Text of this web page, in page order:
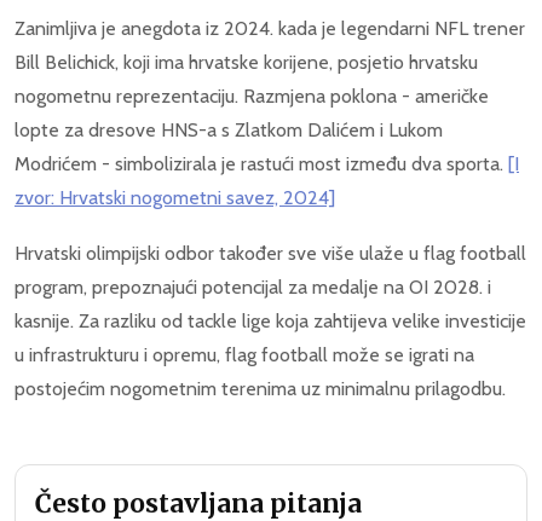
Zanimljiva je anegdota iz 2024. kada je legendarni NFL trener
Bill Belichick, koji ima hrvatske korijene, posjetio hrvatsku
nogometnu reprezentaciju. Razmjena poklona - američke
lopte za dresove HNS-a s Zlatkom Dalićem i Lukom
Modrićem - simbolizirala je rastući most između dva sporta. [I
zvor: Hrvatski nogometni savez, 2024]
Hrvatski olimpijski odbor također sve više ulaže u flag football
program, prepoznajući potencijal za medalje na OI 2028. i
kasnije. Za razliku od tackle lige koja zahtijeva velike investicije
u infrastrukturu i opremu, flag football može se igrati na
postojećim nogometnim terenima uz minimalnu prilagodbu.
Često postavljana pitanja